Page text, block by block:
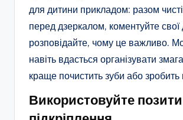
для дитини прикладом: разом
перед дзеркалом, коментуйте свої
розповідайте, чому це важливо.
навіть вдасться організувати
краще почистить зуби або
Використовуйте